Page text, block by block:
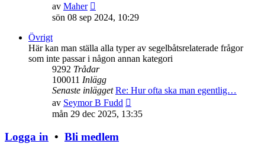
av Maher
till
inlägget
sön 08 sep 2024, 10:29
Övrigt
Här kan man ställa alla typer av segelbåtsrelaterade frågor
som inte passar i någon annan kategori
9292 Trådar
100011 Inlägg
Senaste inlägget Re: Hur ofta ska man egentlig…
av Seymor B Fudd
till
mån 29 dec 2025, 13:35
Logga in • Bli medlem